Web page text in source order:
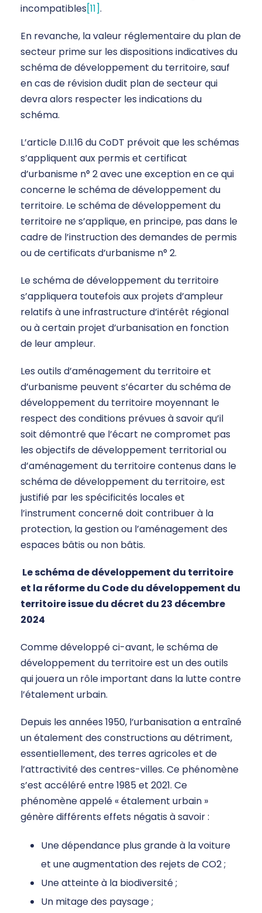
incompatibles[11].
En revanche, la valeur réglementaire du plan de
secteur prime sur les dispositions indicatives du
schéma de développement du territoire, sauf
en cas de révision dudit plan de secteur qui
devra alors respecter les indications du
schéma.
L’article D.II.16 du CoDT prévoit que les schémas
s’appliquent aux permis et certificat
d’urbanisme n° 2 avec une exception en ce qui
concerne le schéma de développement du
territoire. Le schéma de développement du
territoire ne s’applique, en principe, pas dans le
cadre de l’instruction des demandes de permis
ou de certificats d’urbanisme n° 2.
Le schéma de développement du territoire
s’appliquera toutefois aux projets d’ampleur
relatifs à une infrastructure d’intérêt régional
ou à certain projet d’urbanisation en fonction
de leur ampleur.
Les outils d’aménagement du territoire et
d’urbanisme peuvent s’écarter du schéma de
développement du territoire moyennant le
respect des conditions prévues à savoir qu’il
soit démontré que l’écart ne compromet pas
les objectifs de développement territorial ou
d’aménagement du territoire contenus dans le
schéma de développement du territoire, est
justifié par les spécificités locales et
l’instrument concerné doit contribuer à la
protection, la gestion ou l’aménagement des
espaces bâtis ou non bâtis.
Le schéma de développement du territoire
et la réforme du Code du développement du
territoire issue du décret du 23 décembre
2024
Comme développé ci-avant, le schéma de
développement du territoire est un des outils
qui jouera un rôle important dans la lutte contre
l’étalement urbain.
Depuis les années 1950, l’urbanisation a entraîné
un étalement des constructions au détriment,
essentiellement, des terres agricoles et de
l’attractivité des centres-villes. Ce phénomène
s’est accéléré entre 1985 et 2021. Ce
phénomène appelé « étalement urbain »
génère différents effets négatis à savoir :
Une dépendance plus grande à la voiture
et une augmentation des rejets de CO2 ;
Une atteinte à la biodiversité ;
Un mitage des paysage ;